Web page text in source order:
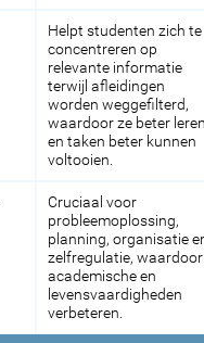
Helpt studenten zich te
concentreren op
relevante informatie
terwijl afleidingen
worden weggefilterd,
waardoor ze beter
en taken beter kunnen
voltooien.
Cruciaal voor
probleemoplossing,
planning, organisatie
zelfregulatie, waardoor
academische en
levensvaardigheden
verbeteren.